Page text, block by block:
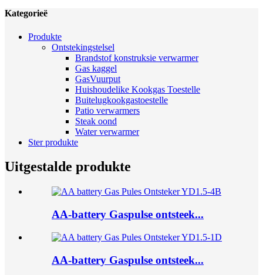
Kategorieë
Produkte
Ontstekingstelsel
Brandstof konstruksie verwarmer
Gas kaggel
GasVuurput
Huishoudelike Kookgas Toestelle
Buitelugkookgastoestelle
Patio verwarmers
Steak oond
Water verwarmer
Ster produkte
Uitgestalde produkte
AA-battery Gaspulse ontsteek...
AA-battery Gaspulse ontsteek...